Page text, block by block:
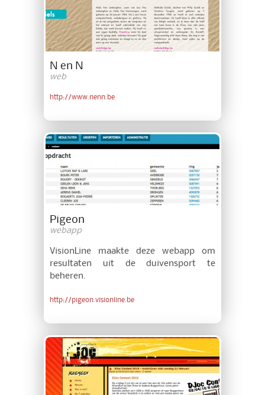
N en N
web
http://www.nenn.be
Pigeon
webapp
VisionLine maakte deze webapp om
resultaten uit de duivensport te
beheren.
http://pigeon.visionline.be